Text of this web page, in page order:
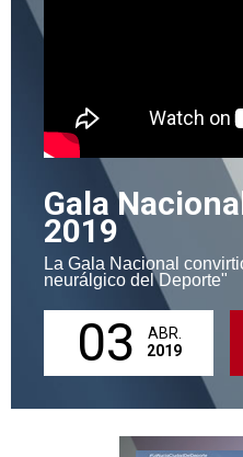
Gala
2019
La Gala Nacional
neurálgico del Deporte"
03
ABR.
2019